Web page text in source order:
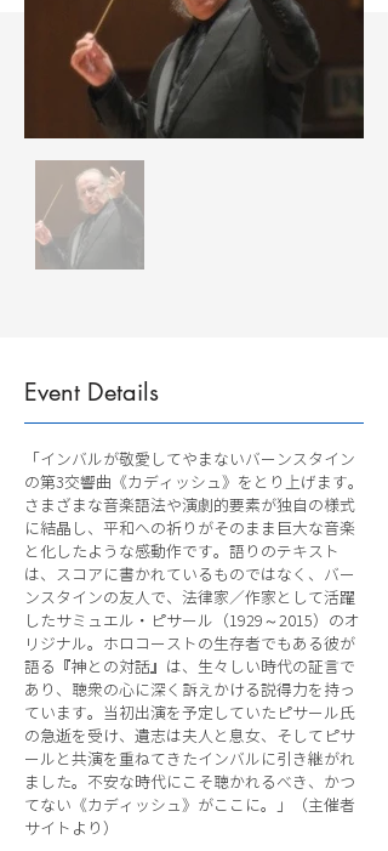
Event Details
「インバルが敬愛してやまないバーンスタイン
の第3交響曲《カディッシュ》をとり上げます。
さまざまな音楽語法や演劇的要素が独自の様式
に結晶し、平和への祈りがそのまま巨大な音楽
と化したような感動作です。語りのテキスト
は、スコアに書かれているものではなく、バー
ンスタインの友人で、法律家／作家として活躍
したサミュエル・ピサール（1929～2015）のオ
リジナル。ホロコーストの生存者でもある彼が
語る『神との対話』は、生々しい時代の証言で
あり、聴衆の心に深く訴えかける説得力を持っ
ています。当初出演を予定していたピサール氏
の急逝を受け、遺志は夫人と息女、そしてピサ
ールと共演を重ねてきたインバルに引き継がれ
ました。不安な時代にこそ聴かれるべき、かつ
てない《カディッシュ》がここに。」（主催者
サイトより）